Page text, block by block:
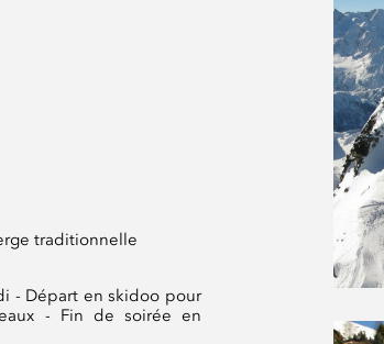
traditionnelle
- Départ en skidoo pour
- Fin de soirée en